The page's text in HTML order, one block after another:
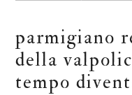
parmigiano
della
tempo